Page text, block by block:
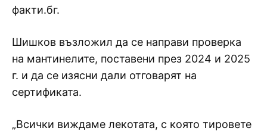
факти.бг.
Шишков възложил да се направи проверка
на мантинелите, поставени през 2024 и 2025
г. и да се изясни дали отговарят на
сертификата.
„Всички виждаме лекотата, с която тировете